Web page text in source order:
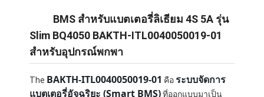
BMS สำหรับแบตเตอรี่ลิเธียม 4S 5A รุ่น
Slim BQ4050 BAKTH-ITL0040050019-01
สำหรับอุปกรณ์พกพา
The BAKTH-ITL0040050019-01 คือ ระบบจัดการ
แบตเตอรี่อัจฉริยะ (Smart BMS)ที่ออกแบบมาเป็น